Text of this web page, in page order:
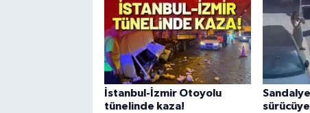
İstanbul-İzmir Otoyolu
tünelinde kaza!